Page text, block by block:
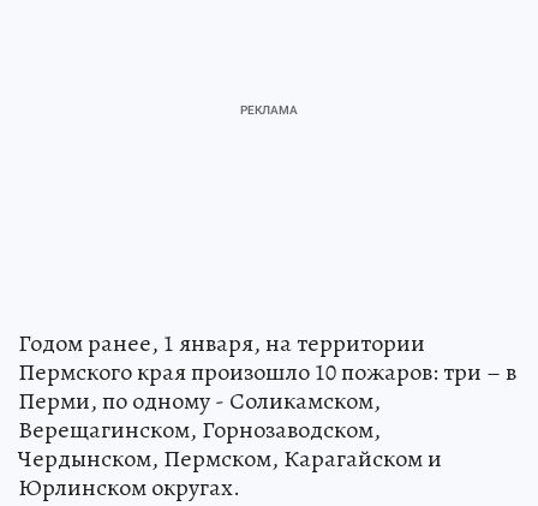
Годом ранее, 1 января, на территории
Пермского края произошло 10 пожаров: три – в
Перми, по одному - Соликамском,
Верещагинском, Горнозаводском,
Чердынском, Пермском, Карагайском и
Юрлинском округах.